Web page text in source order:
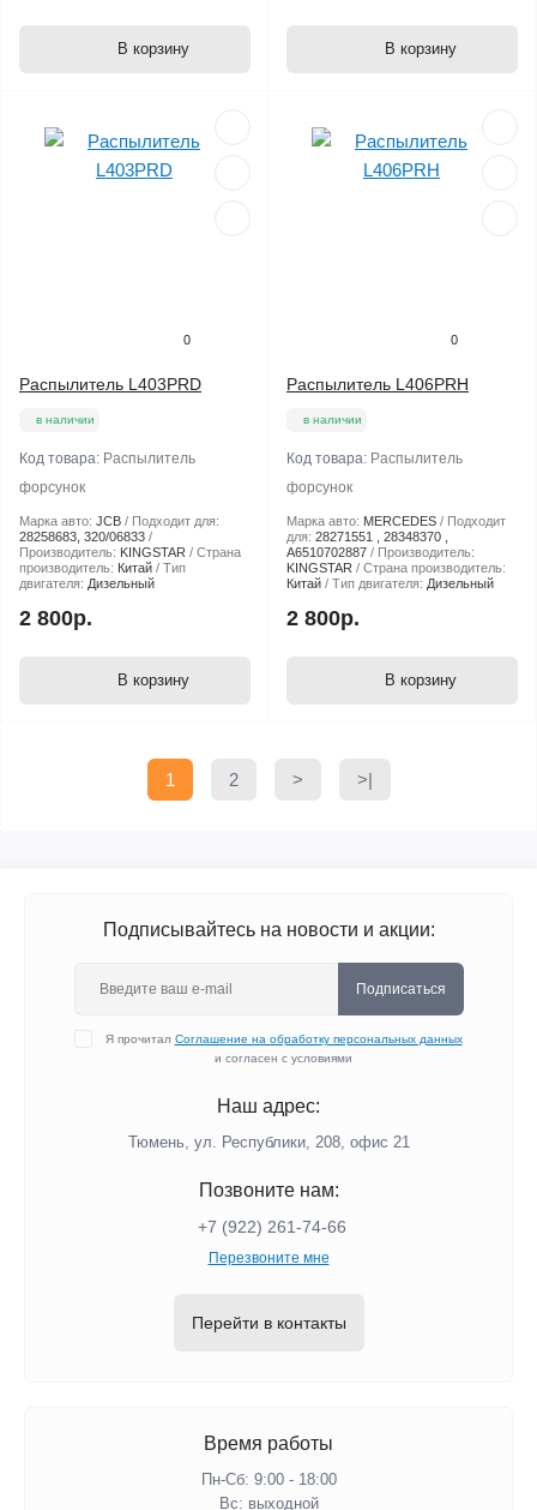
В корзину В корзину
0
Распылитель L403PRD
в наличии
Код товара: Распылитель
форсунок
Марка авто: JCB
Подходит для:
28258683, 320/06833
Производитель: KINGSTAR
Страна
производитель: Китай
Тип
двигателя: Дизельный
2 800р.
В корзину
0
Распылитель L406PRH
в наличии
Код товара: Распылитель
форсунок
Марка авто: MERCEDES
Подходит
для: 28271551 , 28348370 ,
A6510702887
Производитель:
KINGSTAR
Страна производитель:
Китай
Тип двигателя: Дизельный
2 800р.
В корзину
1 2 > >|
Подписывайтесь на новости и акции:
Подписаться
Я прочитал Соглашение на обработку персональных данных
и согласен с условиями
Наш адрес:
Тюмень, ул. Республики, 208, офис 21
Позвоните нам:
+7 (922) 261-74-66
Перезвоните мне
Перейти в контакты
Время работы
Пн-Сб: 9:00 - 18:00
Вс: выходной